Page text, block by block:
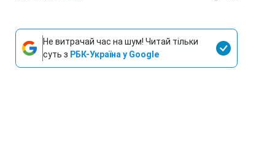
Не витрачай час на шум! Читай тільки
суть з РБК-Україна у Google